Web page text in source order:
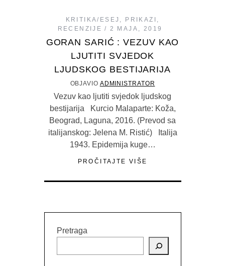
KRITIKA/ESEJ , PRIKAZI ,
RECENZIJE
2 MAJA, 2019
GORAN SARIĆ : VEZUV KAO
LJUTITI SVJEDOK
LJUDSKOG BESTIJARIJA
OBJAVIO ADMINISTRATOR
Vezuv kao ljutiti svjedok ljudskog
bestijarija Kurcio Malaparte: Koža,
Beograd, Laguna, 2016. (Prevod sa
italijanskog: Jelena M. Ristić) Italija
1943. Epidemija kuge…
PROČITAJTE VIŠE
Pretraga